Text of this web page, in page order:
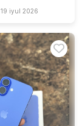
19 iyul 2026